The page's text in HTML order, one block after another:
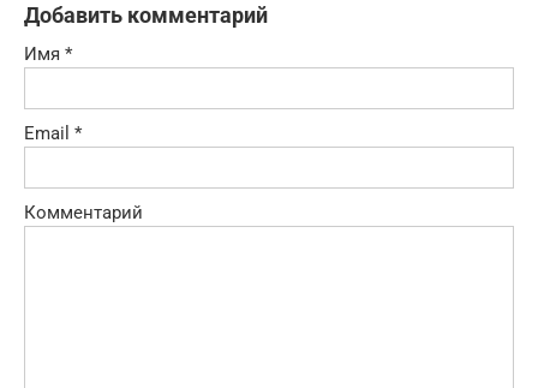
Добавить комментарий
Имя *
Email *
Комментарий